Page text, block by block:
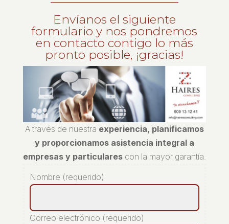
Envíanos el siguiente
formulario y nos pondremos
en contacto contigo lo más
pronto posible, ¡gracias!
A través de nuestra experiencia, planificamos
y proporcionamos asistencia integral a
empresas y particularescon la mayor garantía.
Nombre (requerido)
Correo electrónico (requerido)